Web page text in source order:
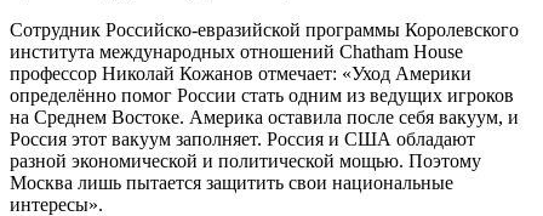
Сотрудник Российско-евразийской программы Королевского
института международных отношений Chatham House
профессор Николай Кожанов отмечает: «Уход Америки
определённо помог России стать одним из ведущих игроков
на Среднем Востоке. Америка оставила после себя вакуум, и
Россия этот вакуум заполняет. Россия и США обладают
разной экономической и политической мощью. Поэтому
Москва лишь пытается защитить свои национальные
интересы».